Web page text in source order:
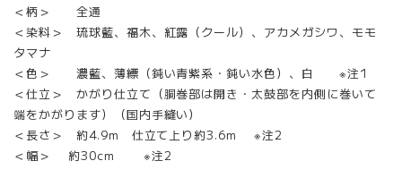
＜柄＞ 全通
＜染料＞ 琉球藍、福木、紅露（クール）、アカメガシワ、モモ
タマナ
＜色＞ 濃藍、薄縹（鈍い青紫系・鈍い水色）、白 ※注1
＜仕立＞ かがり仕立て（胴巻部は開き・太鼓部を内側に巻いて
端をかがります）（国内手縫い）
＜長さ＞ 約4.9m 仕立て上り約3.6m ※注2
＜幅＞ 約30cm ※注2